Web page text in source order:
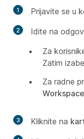
1 Prijavite se u
2
Idite na
Za
Zatim
Za radne
3 Kliknite na